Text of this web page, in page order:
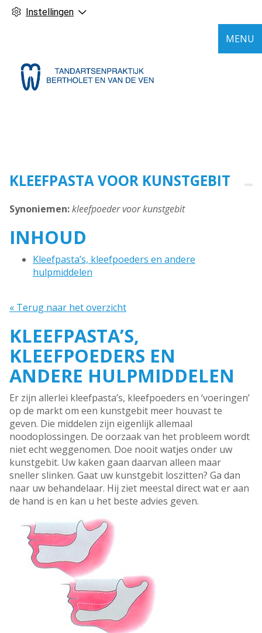
Instellingen
MENU
KLEEFPASTA VOOR KUNSTGEBIT
Synoniemen:kleefpoeder voor kunstgebit
INHOUD
Kleefpasta’s, kleefpoeders en andere
hulpmiddelen
« Terug naar het overzicht
KLEEFPASTA’S,
KLEEFPOEDERS EN
ANDERE HULPMIDDELEN
Er zijn allerlei kleefpasta’s, kleefpoeders en ‘voeringen’
op de markt om een kunstgebit meer houvast te
geven. Die middelen zijn eigenlijk allemaal
noodoplossingen. De oorzaak van het probleem wordt
niet echt weggenomen. Doe nooit watjes onder uw
kunstgebit. Uw kaken gaan daarvan alleen maar
sneller slinken. Gaat uw kunstgebit loszitten? Ga dan
naar uw behandelaar. Hij ziet meestal direct wat er aan
de hand is en kan u het beste advies geven.